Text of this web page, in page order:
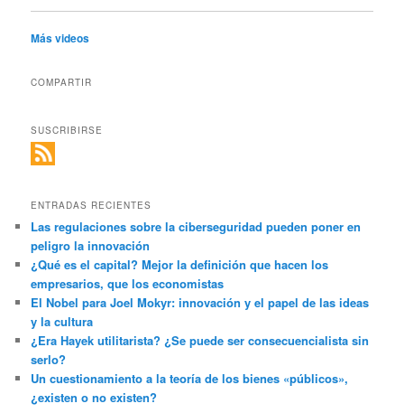
Más videos
COMPARTIR
SUSCRIBIRSE
ENTRADAS RECIENTES
Las regulaciones sobre la ciberseguridad pueden poner en
peligro la innovación
¿Qué es el capital? Mejor la definición que hacen los
empresarios, que los economistas
El Nobel para Joel Mokyr: innovación y el papel de las ideas
y la cultura
¿Era Hayek utilitarista? ¿Se puede ser consecuencialista sin
serlo?
Un cuestionamiento a la teoría de los bienes «públicos»,
¿existen o no existen?